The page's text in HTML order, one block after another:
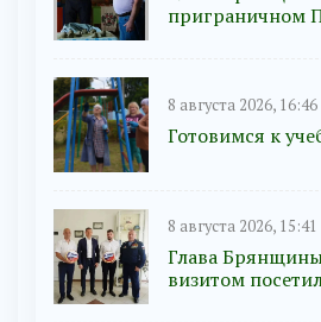
приграничном
8 августа 2026, 16:46
Готовимся к
8 августа 2026, 15:41
Глава
визитом